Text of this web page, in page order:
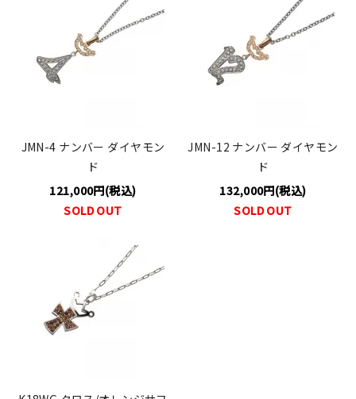
JMN-4 ナンバー ダイヤモン
ド
121,000円(税込)
SOLD OUT
JMN-12 ナンバー ダイヤモン
ド
132,000円(税込)
SOLD OUT